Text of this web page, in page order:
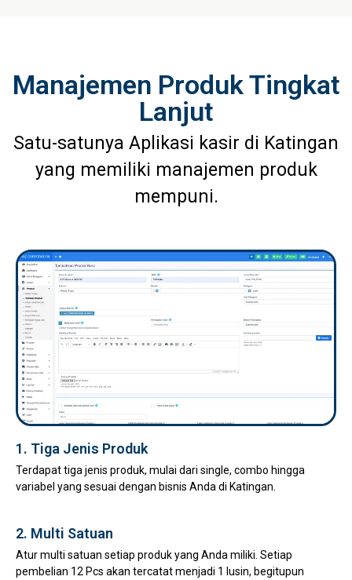
Manajemen Produk Tingkat
Lanjut
Satu-satunya Aplikasi kasir di Katingan
yang memiliki manajemen produk
mempuni.
1. Tiga Jenis Produk
Terdapat tiga jenis produk, mulai dari single, combo hingga
variabel yang sesuai dengan bisnis Anda di Katingan.
2. Multi Satuan
Atur multi satuan setiap produk yang Anda miliki. Setiap
pembelian 12 Pcs akan tercatat menjadi 1 lusin, begitupun